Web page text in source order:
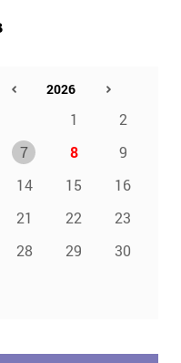
1
2
7 8
9
14 15
16
21 22
23
28 29
30